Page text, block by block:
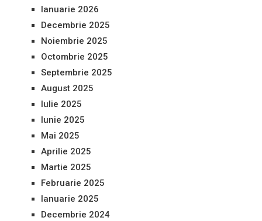
Ianuarie 2026
Decembrie 2025
Noiembrie 2025
Octombrie 2025
Septembrie 2025
August 2025
Iulie 2025
Iunie 2025
Mai 2025
Aprilie 2025
Martie 2025
Februarie 2025
Ianuarie 2025
Decembrie 2024